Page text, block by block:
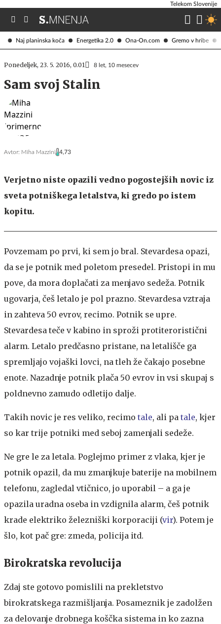
Naj planinska koča Energetika 2.0 Ona-On.com Gremo v hribe
Telekom Slovenije
Ponedeljek, 23. 5. 2016, 0.01 8 let, 10 mesecev
Sam svoj Stalin
Avtor: Miha Mazzini 4,73
Verjetno niste opazili vedno pogostejših novic iz
sveta potniškega letalstva, ki gredo po istem
kopitu.
Povzemam po prvi, ki sem jo bral. Stevardesa opazi,
da se je potnik med poletom presedel. Pristopi in mu
pove, da mora doplačati za menjavo sedeža. Potnik
ugovarja, češ letalo je pol prazno. Stevardesa vztraja
in zahteva 50 evrov, recimo. Potnik se upre.
Stevardesa teče v kabino in sproži protiteroristični
alarm. Letalo predčasno pristane, na letališče ga
spremljajo vojaški lovci, na tleh že čakajo posebne
enote. Nazadnje potnik plača 50 evrov in vsi skupaj s
poldnevno zamudo odletijo dalje.
Takih novic je res veliko, recimo tale, ali pa tale, kjer
so kar trije potniki med seboj zamenjali sedeže.
Ne gre le za letala. Poglejmo primer z vlaka, kjer je
potnik opazil, da mu zmanjkuje baterije na mobilnem
telefonu, zagledal vtičnico, jo uporabil – a ga je
opazila uradna oseba in vzdignila alarm, češ potnik
krade elektriko železniški korporaciji (vir). Potem je
šlo, kot pač gre: zmeda, policija itd.
Birokratska revolucija
Zdaj ste gotovo pomislili na prekletstvo
birokratskega razmišljanja. Posameznik je zadolžen
za delovanje drobnega koščka sistema in ko zazna